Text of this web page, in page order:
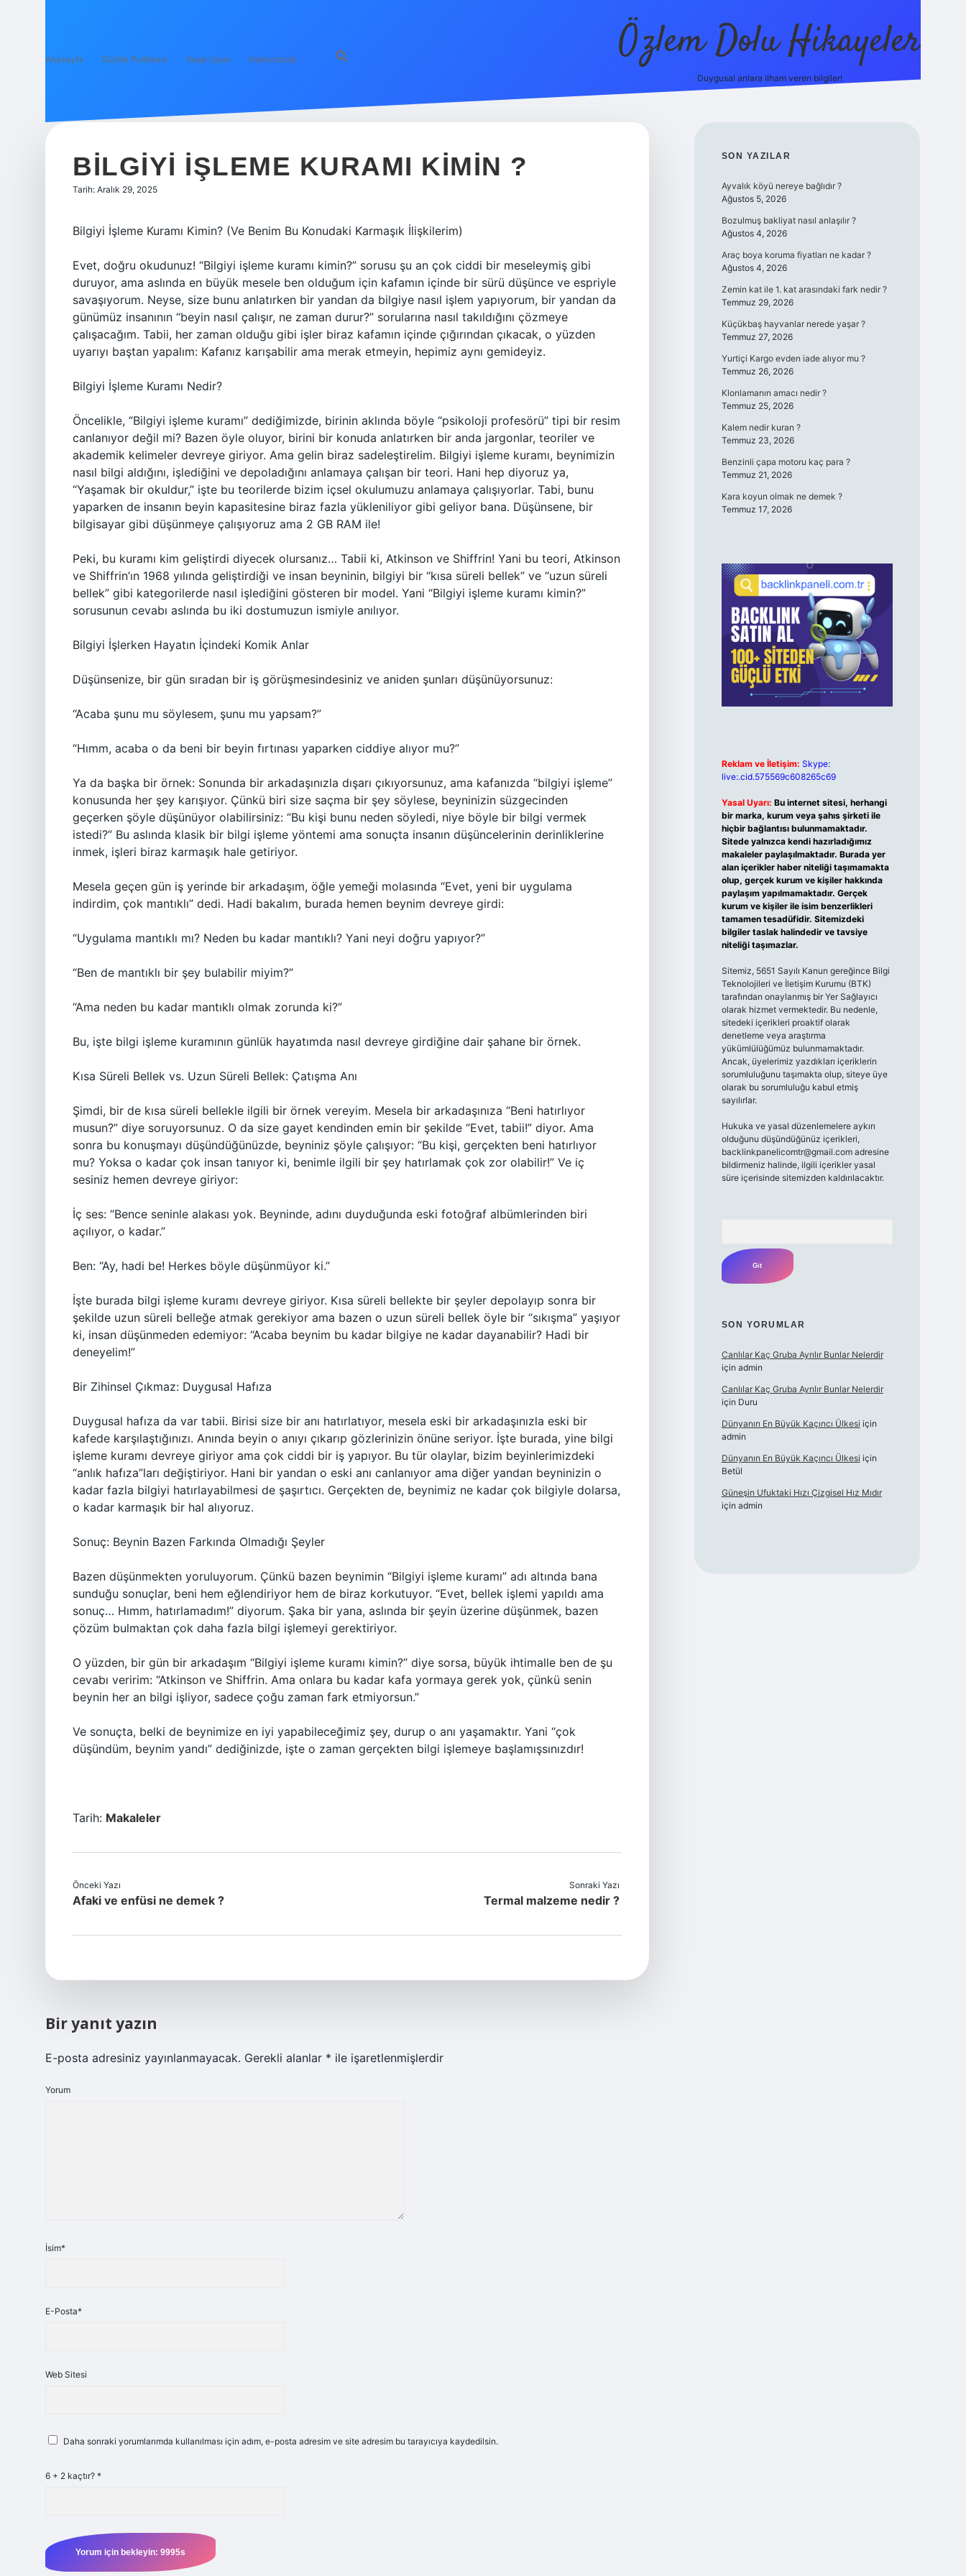
Anasayfa Gizlilik Politikası Yasal Uyarı Hakkımızda Özlem Dolu Hikayeler
Duygusal anlara ilham veren bilgiler!
BILGIYI IŞLEME KURAMI KIMIN ?
Tarih: Aralık 29, 2025
Bilgiyi İşleme Kuramı Kimin? (Ve Benim Bu Konudaki Karmaşık İlişkilerim)
Evet, doğru okudunuz! “Bilgiyi işleme kuramı kimin?” sorusu şu an çok ciddi bir meseleymiş gibi
duruyor, ama aslında en büyük mesele ben olduğum için kafamın içinde bir sürü düşünce ve espriyle
savaşıyorum. Neyse, size bunu anlatırken bir yandan da bilgiye nasıl işlem yapıyorum, bir yandan da
günümüz insanının “beyin nasıl çalışır, ne zaman durur?” sorularına nasıl takıldığını çözmeye
çalışacağım. Tabii, her zaman olduğu gibi işler biraz kafamın içinde çığırından çıkacak, o yüzden
uyarıyı baştan yapalım: Kafanız karışabilir ama merak etmeyin, hepimiz aynı gemideyiz.
Bilgiyi İşleme Kuramı Nedir?
Öncelikle, “Bilgiyi işleme kuramı” dediğimizde, birinin aklında böyle “psikoloji profesörü” tipi bir resim
canlanıyor değil mi? Bazen öyle oluyor, birini bir konuda anlatırken bir anda jargonlar, teoriler ve
akademik kelimeler devreye giriyor. Ama gelin biraz sadeleştirelim. Bilgiyi işleme kuramı, beynimizin
nasıl bilgi aldığını, işlediğini ve depoladığını anlamaya çalışan bir teori. Hani hep diyoruz ya,
“Yaşamak bir okuldur,” işte bu teorilerde bizim içsel okulumuzu anlamaya çalışıyorlar. Tabi, bunu
yaparken de insanın beyin kapasitesine biraz fazla yükleniliyor gibi geliyor bana. Düşünsene, bir
bilgisayar gibi düşünmeye çalışıyoruz ama 2 GB RAM ile!
Peki, bu kuramı kim geliştirdi diyecek olursanız… Tabii ki, Atkinson ve Shiffrin! Yani bu teori, Atkinson
ve Shiffrin’ın 1968 yılında geliştirdiği ve insan beyninin, bilgiyi bir “kısa süreli bellek” ve “uzun süreli
bellek” gibi kategorilerde nasıl işlediğini gösteren bir model. Yani “Bilgiyi işleme kuramı kimin?”
sorusunun cevabı aslında bu iki dostumuzun ismiyle anılıyor.
Bilgiyi İşlerken Hayatın İçindeki Komik Anlar
Düşünsenize, bir gün sıradan bir iş görüşmesindesiniz ve aniden şunları düşünüyorsunuz:
“Acaba şunu mu söylesem, şunu mu yapsam?”
“Hımm, acaba o da beni bir beyin fırtınası yaparken ciddiye alıyor mu?”
Ya da başka bir örnek: Sonunda bir arkadaşınızla dışarı çıkıyorsunuz, ama kafanızda “bilgiyi işleme”
konusunda her şey karışıyor. Çünkü biri size saçma bir şey söylese, beyninizin süzgecinden
geçerken şöyle düşünüyor olabilirsiniz: “Bu kişi bunu neden söyledi, niye böyle bir bilgi vermek
istedi?” Bu aslında klasik bir bilgi işleme yöntemi ama sonuçta insanın düşüncelerinin derinliklerine
inmek, işleri biraz karmaşık hale getiriyor.
Mesela geçen gün iş yerinde bir arkadaşım, öğle yemeği molasında “Evet, yeni bir uygulama
indirdim, çok mantıklı” dedi. Hadi bakalım, burada hemen beynim devreye girdi:
“Uygulama mantıklı mı? Neden bu kadar mantıklı? Yani neyi doğru yapıyor?”
“Ben de mantıklı bir şey bulabilir miyim?”
“Ama neden bu kadar mantıklı olmak zorunda ki?”
Bu, işte bilgi işleme kuramının günlük hayatımda nasıl devreye girdiğine dair şahane bir örnek.
Kısa Süreli Bellek vs. Uzun Süreli Bellek: Çatışma Anı
Şimdi, bir de kısa süreli bellekle ilgili bir örnek vereyim. Mesela bir arkadaşınıza “Beni hatırlıyor
musun?” diye soruyorsunuz. O da size gayet kendinden emin bir şekilde “Evet, tabii!” diyor. Ama
sonra bu konuşmayı düşündüğünüzde, beyniniz şöyle çalışıyor: “Bu kişi, gerçekten beni hatırlıyor
mu? Yoksa o kadar çok insan tanıyor ki, benimle ilgili bir şey hatırlamak çok zor olabilir!” Ve iç
sesiniz hemen devreye giriyor:
İç ses: “Bence seninle alakası yok. Beyninde, adını duyduğunda eski fotoğraf albümlerinden biri
açılıyor, o kadar.”
Ben: “Ay, hadi be! Herkes böyle düşünmüyor ki.”
İşte burada bilgi işleme kuramı devreye giriyor. Kısa süreli bellekte bir şeyler depolayıp sonra bir
şekilde uzun süreli belleğe atmak gerekiyor ama bazen o uzun süreli bellek öyle bir “sıkışma” yaşıyor
ki, insan düşünmeden edemiyor: “Acaba beynim bu kadar bilgiye ne kadar dayanabilir? Hadi bir
deneyelim!”
Bir Zihinsel Çıkmaz: Duygusal Hafıza
Duygusal hafıza da var tabii. Birisi size bir anı hatırlatıyor, mesela eski bir arkadaşınızla eski bir
kafede karşılaştığınızı. Anında beyin o anıyı çıkarıp gözlerinizin önüne seriyor. İşte burada, yine bilgi
işleme kuramı devreye giriyor ama çok ciddi bir iş yapıyor. Bu tür olaylar, bizim beyinlerimizdeki
“anlık hafıza”ları değiştiriyor. Hani bir yandan o eski anı canlanıyor ama diğer yandan beyninizin o
kadar fazla bilgiyi hatırlayabilmesi de şaşırtıcı. Gerçekten de, beynimiz ne kadar çok bilgiyle dolarsa,
o kadar karmaşık bir hal alıyoruz.
Sonuç: Beynin Bazen Farkında Olmadığı Şeyler
Bazen düşünmekten yoruluyorum. Çünkü bazen beynimin “Bilgiyi işleme kuramı” adı altında bana
sunduğu sonuçlar, beni hem eğlendiriyor hem de biraz korkutuyor. “Evet, bellek işlemi yapıldı ama
sonuç… Hımm, hatırlamadım!” diyorum. Şaka bir yana, aslında bir şeyin üzerine düşünmek, bazen
çözüm bulmaktan çok daha fazla bilgi işlemeyi gerektiriyor.
O yüzden, bir gün bir arkadaşım “Bilgiyi işleme kuramı kimin?” diye sorsa, büyük ihtimalle ben de şu
cevabı veririm: “Atkinson ve Shiffrin. Ama onlara bu kadar kafa yormaya gerek yok, çünkü senin
beynin her an bilgi işliyor, sadece çoğu zaman fark etmiyorsun.”
Ve sonuçta, belki de beynimize en iyi yapabileceğimiz şey, durup o anı yaşamaktır. Yani “çok
düşündüm, beynim yandı” dediğinizde, işte o zaman gerçekten bilgi işlemeye başlamışsınızdır!
Tarih: Makaleler
Önceki Yazı
Afaki ve enfüsi ne demek ?
Sonraki Yazı
Termal malzeme nedir ?
Bir yanıt yazın
E-posta adresiniz yayınlanmayacak. Gerekli alanlar * ile işaretlenmişlerdir
Yorum
İsim*
E-Posta*
Web Sitesi
Daha sonraki yorumlarımda kullanılması için adım, e-posta adresim ve site adresim bu tarayıcıya kaydedilsin.
6 + 2 kaçtır? *
SIDEBAR
SON YAZILAR
Ayvalık köyü nereye bağlıdır ?
Ağustos 5, 2026
Bozulmuş bakliyat nasıl anlaşılır ?
Ağustos 4, 2026
Araç boya koruma fiyatları ne kadar ?
Ağustos 4, 2026
Zemin kat ile 1. kat arasındaki fark nedir ?
Temmuz 29, 2026
Küçükbaş hayvanlar nerede yaşar ?
Temmuz 27, 2026
Yurtiçi Kargo evden iade alıyor mu ?
Temmuz 26, 2026
Klonlamanın amacı nedir ?
Temmuz 25, 2026
Kalem nedir kuran ?
Temmuz 23, 2026
Benzinli çapa motoru kaç para ?
Temmuz 21, 2026
Kara koyun olmak ne demek ?
Temmuz 17, 2026
Reklam ve İletişim: Skype:
live:.cid.575569c608265c69
Yasal Uyarı: Bu internet sitesi, herhangi
bir marka, kurum veya şahıs şirketi ile
hiçbir bağlantısı bulunmamaktadır.
Sitede yalnızca kendi hazırladığımız
makaleler paylaşılmaktadır. Burada yer
alan içerikler haber niteliği taşımamakta
olup, gerçek kurum ve kişiler hakkında
paylaşım yapılmamaktadır. Gerçek
kurum ve kişiler ile isim benzerlikleri
tamamen tesadüfidir. Sitemizdeki
bilgiler taslak halindedir ve tavsiye
niteliği taşımazlar.
Sitemiz, 5651 Sayılı Kanun gereğince Bilgi
Teknolojileri ve İletişim Kurumu (BTK)
tarafından onaylanmış bir Yer Sağlayıcı
olarak hizmet vermektedir. Bu nedenle,
sitedeki içerikleri proaktif olarak
denetleme veya araştırma
yükümlülüğümüz bulunmamaktadır.
Ancak, üyelerimiz yazdıkları içeriklerin
sorumluluğunu taşımakta olup, siteye üye
olarak bu sorumluluğu kabul etmiş
sayılırlar.
Hukuka ve yasal düzenlemelere aykırı
olduğunu düşündüğünüz içerikleri,
backlinkpanelicomtr@gmail.comadresine
bildirmeniz halinde, ilgili içerikler yasal
süre içerisinde sitemizden kaldırılacaktır.
SON YORUMLAR
Canlılar Kaç Gruba Ayrılır Bunlar Nelerdir
için admin
Canlılar Kaç Gruba Ayrılır Bunlar Nelerdir
için Duru
Dünyanın En Büyük Kaçıncı Ülkesi için
admin
Dünyanın En Büyük Kaçıncı Ülkesi için
Betül
Güneşin Ufuktaki Hızı Çizgisel Hız Mıdır
için admin